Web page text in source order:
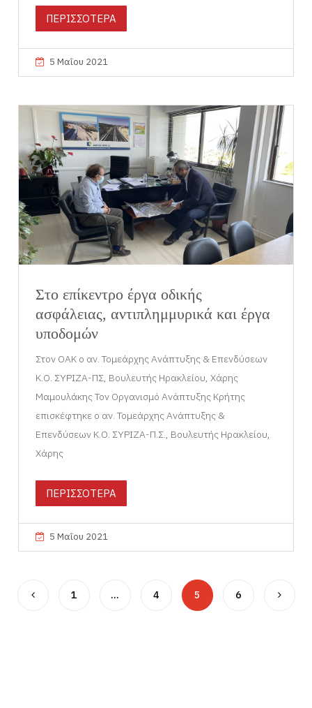
ΠΕΡΙΣΣΟΤΕΡΑ
5 Μαΐου 2021
Στο επίκεντρο έργα οδικής
ασφάλειας, αντιπλημμυρικά και έργα
υποδομών
Στον ΟΑΚ ο αν. Τομεάρχης Ανάπτυξης & Επενδύσεων
Κ.Ο. ΣΥΡΙΖΑ-ΠΣ, Βουλευτής Ηρακλείου, Χάρης
Μαμουλάκης Τον Οργανισμό Ανάπτυξης Κρήτης
επισκέφτηκε ο αν. Τομεάρχης Ανάπτυξης &
Επενδύσεων Κ.Ο. ΣΥΡΙΖΑ-Π.Σ., Βουλευτής Ηρακλείου,
Χάρης
ΠΕΡΙΣΣΟΤΕΡΑ
5 Μαΐου 2021
1 … 4 5 6